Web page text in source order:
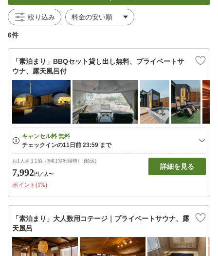
絞り込み
6件
「素泊まり」BBQセット貸し出し無料、プライベートサ
ウナ、露天風呂付
お1人さま1泊（5名1室利用時） (税込)
7,992円 ／人〜
ポイント(1%)
詳細を見る
「素泊まり」大人数用コテージ｜プライベートサウナ、露
天風呂